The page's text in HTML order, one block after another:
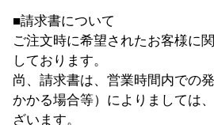
■請求書について
ご注文時に希望されたお客様に
しております。
尚、請求書は、営業時間内での
かかる場合等）によりましては
ざいます。